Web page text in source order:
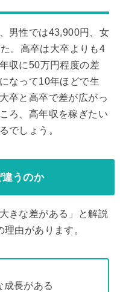
男性では43,900円、女
。高卒は大卒よりも4
収に50万円程度の差
なって10年ほどで生
卒と高卒で差が広がっ
ろ、高年収を稼ぎたい
でしょう。
うのか
きな差がある」と解説
由があります。
成長がある